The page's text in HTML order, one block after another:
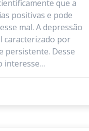
que a
positivas e pode
mal. A depressão
caracterizado por
persistente. Desse
interesse…